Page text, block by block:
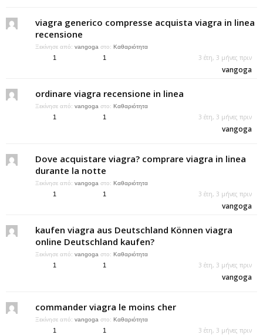
viagra generico compresse acquista viagra in linea
recensione
Ξεκίνησε από: vangoga στο: Καθαριότητα
1 1 3 έτη, 3 μήνες πριν
vangoga
ordinare viagra recensione in linea
Ξεκίνησε από: vangoga στο: Καθαριότητα
1 1 3 έτη, 3 μήνες πριν
vangoga
Dove acquistare viagra? comprare viagra in linea
durante la notte
Ξεκίνησε από: vangoga στο: Καθαριότητα
1 1 3 έτη, 3 μήνες πριν
vangoga
kaufen viagra aus Deutschland Können viagra
online Deutschland kaufen?
Ξεκίνησε από: vangoga στο: Καθαριότητα
1 1 3 έτη, 3 μήνες πριν
vangoga
commander viagra le moins cher
Ξεκίνησε από: vangoga στο: Καθαριότητα
1 1 3 έτη, 3 μήνες πριν